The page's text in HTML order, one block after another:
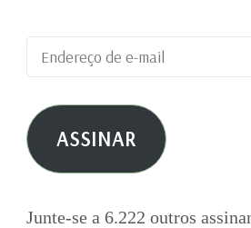
Endereço
de
e-
mail ASSINAR
Junte-se a 6.222 outros